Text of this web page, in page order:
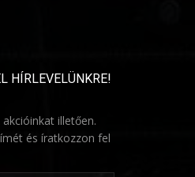
HÍRLEVELÜNKRE!
illetően.
és íratkozzon fel